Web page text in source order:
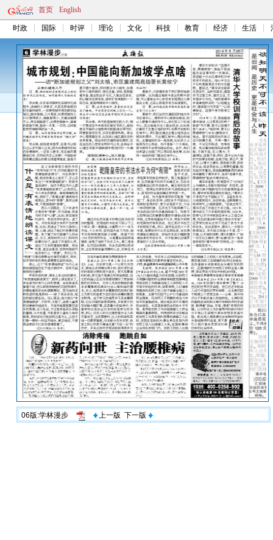
首页 English
时政 国际 时评 理论 文化 科技 教育 经济 生活
06版:学林漫步 上一版 下一版